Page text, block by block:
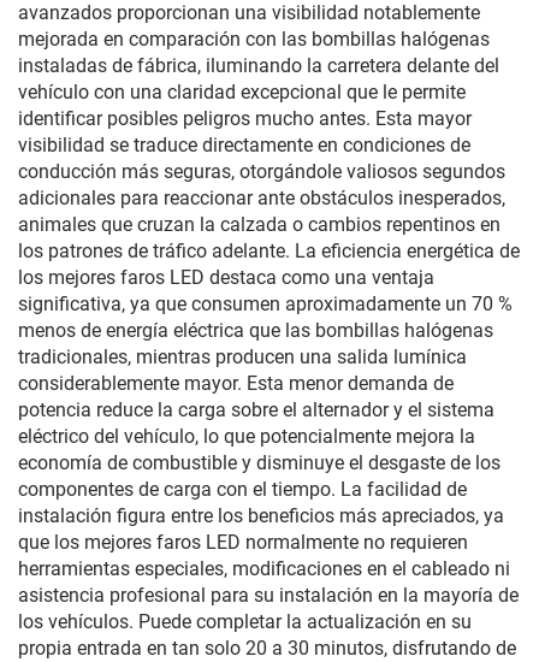
avanzados proporcionan una visibilidad notablemente
mejorada en comparación con las bombillas halógenas
instaladas de fábrica, iluminando la carretera delante del
vehículo con una claridad excepcional que le permite
identificar posibles peligros mucho antes. Esta mayor
visibilidad se traduce directamente en condiciones de
conducción más seguras, otorgándole valiosos segundos
adicionales para reaccionar ante obstáculos inesperados,
animales que cruzan la calzada o cambios repentinos en
los patrones de tráfico adelante. La eficiencia energética de
los mejores faros LED destaca como una ventaja
significativa, ya que consumen aproximadamente un 70 %
menos de energía eléctrica que las bombillas halógenas
tradicionales, mientras producen una salida lumínica
considerablemente mayor. Esta menor demanda de
potencia reduce la carga sobre el alternador y el sistema
eléctrico del vehículo, lo que potencialmente mejora la
economía de combustible y disminuye el desgaste de los
componentes de carga con el tiempo. La facilidad de
instalación figura entre los beneficios más apreciados, ya
que los mejores faros LED normalmente no requieren
herramientas especiales, modificaciones en el cableado ni
asistencia profesional para su instalación en la mayoría de
los vehículos. Puede completar la actualización en su
propia entrada en tan solo 20 a 30 minutos, disfrutando de